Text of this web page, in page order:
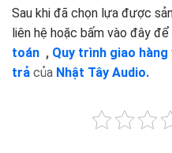
Sau khi đã chọn lựa được
liên hệ hoặc bấm vào đây
toán , Quy trình giao hàng
trả của Nhật Tây Audio.